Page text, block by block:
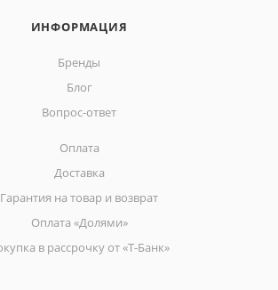
ИНФОРМАЦИЯ
Бренды
Блог
Вопрос-ответ
Оплата
Доставка
Гарантия на товар и возврат
Оплата «Долями»
в рассрочку от «Т-Банк»